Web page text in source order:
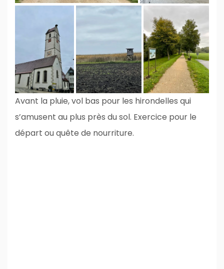
Avant la pluie, vol bas pour les hirondelles qui
s’amusent au plus près du sol. Exercice pour le
départ ou quête de nourriture.